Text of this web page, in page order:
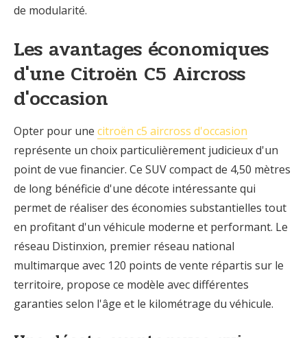
de modularité.
Les avantages économiques
d'une Citroën C5 Aircross
d'occasion
Opter pour une citroën c5 aircross d'occasion
représente un choix particulièrement judicieux d'un
point de vue financier. Ce SUV compact de 4,50 mètres
de long bénéficie d'une décote intéressante qui
permet de réaliser des économies substantielles tout
en profitant d'un véhicule moderne et performant. Le
réseau Distinxion, premier réseau national
multimarque avec 120 points de vente répartis sur le
territoire, propose ce modèle avec différentes
garanties selon l'âge et le kilométrage du véhicule.